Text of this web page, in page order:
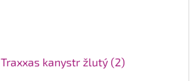
Traxxas kanystr žlutý (2)